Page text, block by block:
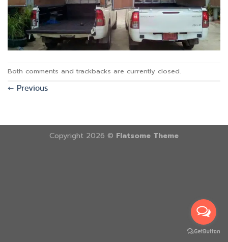
Both comments and trackbacks are currently closed.
← Previous
Copyright 2026 © Flatsome Theme